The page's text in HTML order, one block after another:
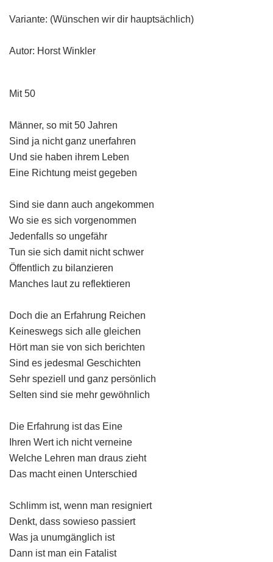
Variante: (Wünschen wir dir hauptsächlich)
Autor: Horst Winkler
Mit 50
Männer, so mit 50 Jahren
Sind ja nicht ganz unerfahren
Und sie haben ihrem Leben
Eine Richtung meist gegeben
Sind sie dann auch angekommen
Wo sie es sich vorgenommen
Jedenfalls so ungefähr
Tun sie sich damit nicht schwer
Öffentlich zu bilanzieren
Manches laut zu reflektieren
Doch die an Erfahrung Reichen
Keineswegs sich alle gleichen
Hört man sie von sich berichten
Sind es jedesmal Geschichten
Sehr speziell und ganz persönlich
Selten sind sie mehr gewöhnlich
Die Erfahrung ist das Eine
Ihren Wert ich nicht verneine
Welche Lehren man draus zieht
Das macht einen Unterschied
Schlimm ist, wenn man resigniert
Denkt, dass sowieso passiert
Was ja unumgänglich ist
Dann ist man ein Fatalist